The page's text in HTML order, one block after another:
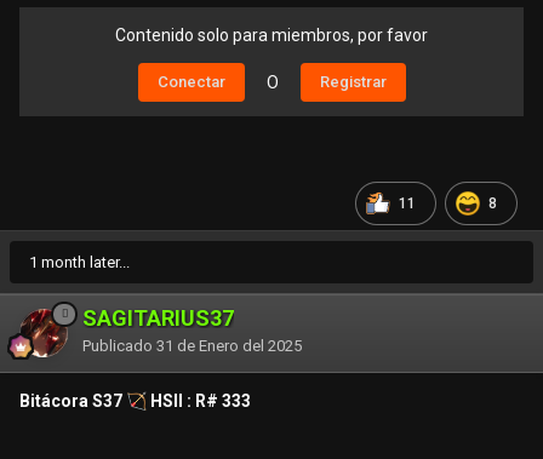
Contenido solo para miembros, por favor
Conectar O Registrar
11 8
1 month later...
SAGITARIUS37
Publicado 31 de Enero del 2025
Bitácora S37 🏹 HSII : R# 333